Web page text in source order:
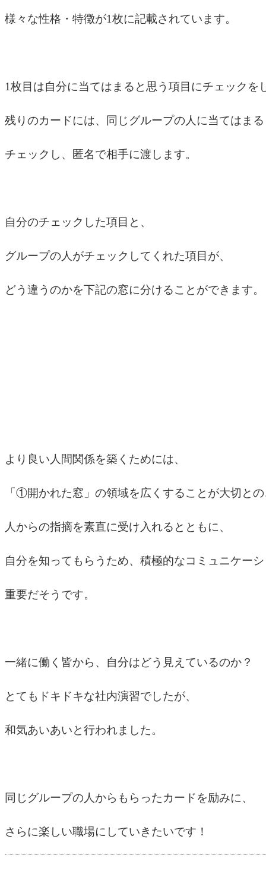
様々な性格・特徴が1枚に記載されています。
1枚目は自分に当てはまると思う項目にチェックを
残りのカードには、同じグループの人に当てはま
チェックし、匿名で相手に渡します。
自分のチェックした項目と、
グループの人がチェックしてくれた項目が、
どう違うのかを下記の窓に分けることができます。
より良い人間関係を築くためには、
「①開かれた窓」の領域を広くすることが大切と
人からの指摘を素直に受け入れるとともに、
自分を知ってもらうため、積極的なコミュニケー
重要だそうです。
一緒に働く皆から、自分はどう見えているのか？
とてもドキドキな社内演習でしたが、
和気あいあいと行われました。
同じグループの人からもらったカードを励みに、
さらに楽しい職場にしていきたいです！